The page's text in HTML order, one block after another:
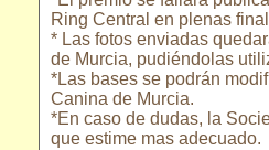
Ring Central en plenas
* Las fotos enviadas
de Murcia, pudiéndolas
*Las bases se podrán
Canina de Murcia.
*En caso de dudas, la
que estime mas adecuado.